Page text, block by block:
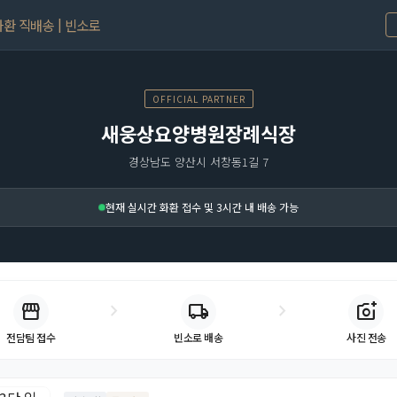
직배송 | 빈소로
OFFICIAL PARTNER
새웅상요양병원장례식장
경상남도 양산시 서창동1길 7
현재 실시간 화환 접수 및 3시간 내 배송 가능
storefront
전담팀 접수
chevron_right local_shipping
빈소로 배송
chevron_right add_a_photo
사진 전송